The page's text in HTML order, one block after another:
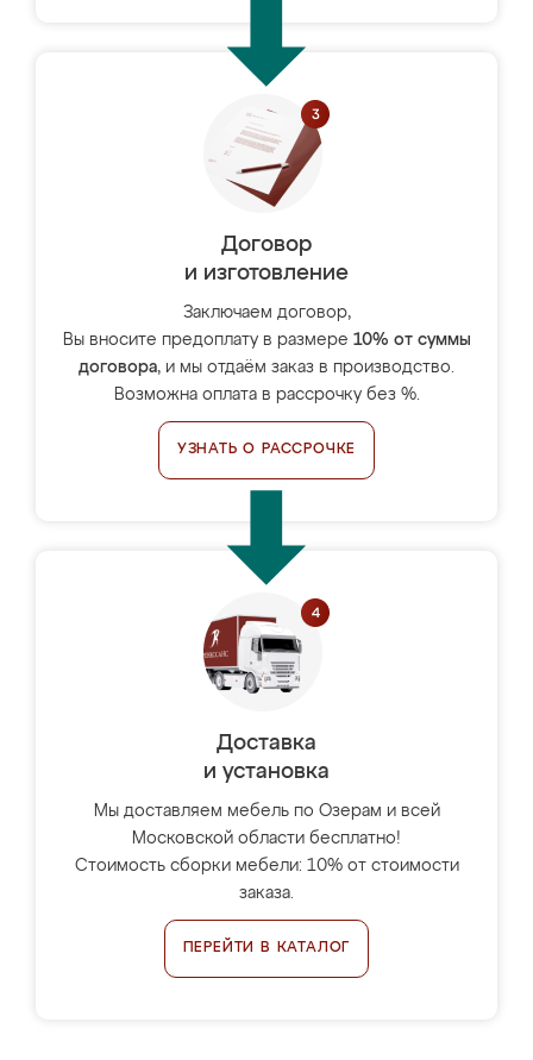
Договор
и изготовление
Заключаем договор,
Вы вносите предоплату в размере 10% от суммы
договора, и мы отдаём заказ в производство.
Возможна оплата в рассрочку без %.
УЗНАТЬ О РАССРОЧКЕ
Доставка
и установка
Мы доставляем мебель по Озерам и всей
Московской области бесплатно!
Стоимость сборки мебели: 10% от стоимости
заказа.
ПЕРЕЙТИ В КАТАЛОГ